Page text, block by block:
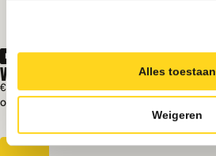
Alles toestaan
Weigeren
Indoor
VENDO G-SNACK 8 | SM8
€ 6250
Op voorraad
12 maanden garantie